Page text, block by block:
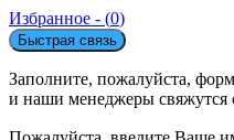
Избранное - (0)
Быстрая связь
Заполните, пожалуйста,
и наши менеджеры